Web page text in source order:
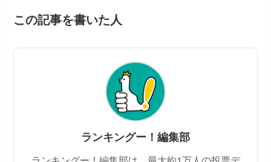
この記事を書いた人
ランキングー！編集部